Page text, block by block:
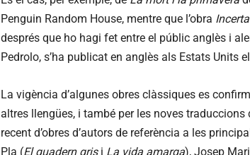
Penguin Random House, mentre que l’obra
després que ho hagi fet entre el públic anglès i
Pedrolo, s’ha publicat en anglès als Estats Units
La vigència d’algunes obres clàssiques es
altres llengües, i també per les noves
recent d’obres d’autors de referència a les
Pla (El quadern grisi La vida amarga), Josep